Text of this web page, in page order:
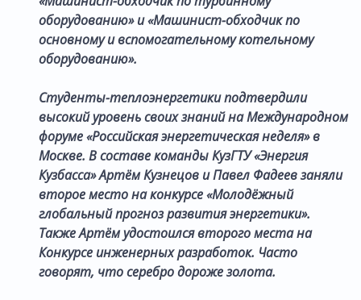
оборудованию» и «Машинист-обходчик по
основному и вспомогательному котельному
оборудованию».
Студенты-теплоэнергетики подтвердили
высокий уровень своих знаний на Международном
форуме «Российская энергетическая неделя» в
Москве. В составе команды КузГТУ «Энергия
Кузбасса» Артём Кузнецов и Павел Фадеев заняли
второе место на конкурсе «Молодёжный
глобальный прогноз развития энергетики».
Также Артём удостоился второго места на
Конкурсе инженерных разработок. Часто
говорят, что серебро дороже золота.